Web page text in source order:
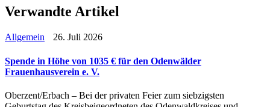
Verwandte Artikel
Allgemein 26. Juli 2026
Spende in Höhe von 1035 € für den Odenwälder
Frauenhausverein e. V.
Oberzent/Erbach – Bei der privaten Feier zum siebzigsten